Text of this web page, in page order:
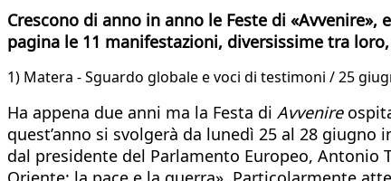
Crescono di anno in anno le Feste di
pagina le 11 manifestazioni, diversissime tra
1) Matera - Sguardo globale e voci di testimoni / 25
Ha appena due anni ma la Festa di Avvenire
quest’anno si svolgerà da lunedì 25 al 28 giugno
dal presidente del Parlamento Europeo, Antonio